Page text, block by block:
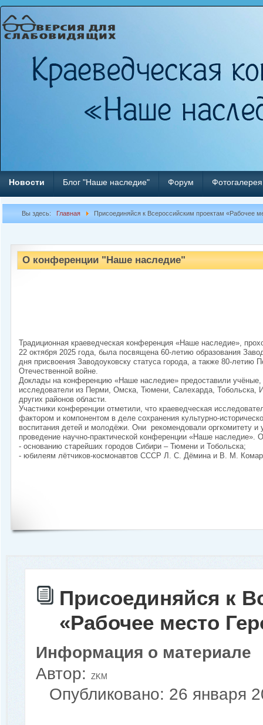
Новости Блог "Наше наследие" Форум Фотогалерея
Вы здесь: Главная Присоединяйся к Всероссийским проектам «Рабочее
О конференции "Наше наследие"
Традиционная краеведческая конференция «Наше наследие»,
22 октября 2025 года, была посвящена 60-летию образования
дня присвоения Заводоуковску статуса города, а также 80-летию
Отечественной войне.
Доклады на конференцию «Наше наследие» предоставили учёные,
исследователи из Перми, Омска, Тюмени, Салехарда, Тобольска,
других районов области.
Участники конференции отметили, что краеведческая
фактором и компонентом в деле сохранения культурно-
воспитания детей и молодёжи. Они рекомендовали оргкомитету и
проведение научно-практической конференции «Наше
- основанию старейших городов Сибири – Тюмени и Тобольска;
- юбилеям лётчиков-космонавтов СССР Л. С. Дёмина и В. М.
Присоединяйся к
«Рабочее место
Информация о материале
Автор:
ZKM
Опубликовано: 26 января